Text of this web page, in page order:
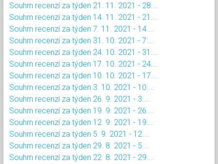
Souhrn recenzí za týden 21. 11. 2021 - 28....
Souhrn recenzí za týden 14. 11. 2021 - 21....
Souhrn recenzí za týden 7. 11. 2021 - 14....
Souhrn recenzí za týden 31. 10. 2021 - 7....
Souhrn recenzí za týden 24. 10. 2021 - 31....
Souhrn recenzí za týden 17. 10. 2021 - 24....
Souhrn recenzí za týden 10. 10. 2021 - 17....
Souhrn recenzí za týden 3. 10. 2021 - 10....
Souhrn recenzí za týden 26. 9. 2021 - 3....
Souhrn recenzí za týden 19. 9. 2021 - 26....
Souhrn recenzí za týden 12. 9. 2021 - 19....
Souhrn recenzí za týden 5. 9. 2021 - 12....
Souhrn recenzí za týden 29. 8. 2021 - 5....
Souhrn recenzí za týden 22. 8. 2021 - 29....